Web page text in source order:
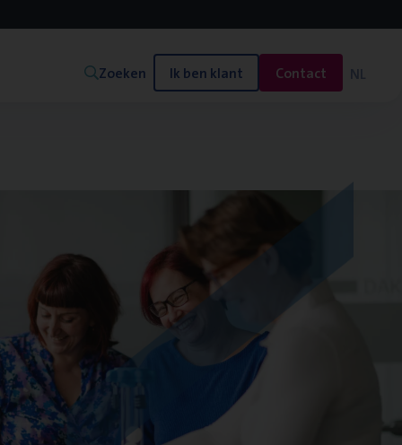
Zoeken Ik ben klant Contact NL